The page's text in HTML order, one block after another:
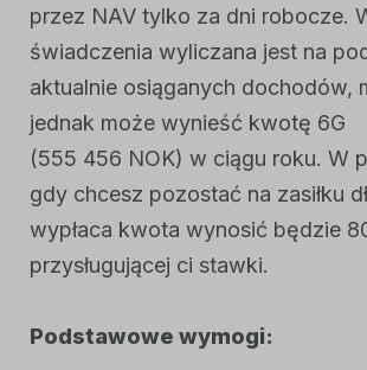
przez NAV tylko za dni robocze.
świadczenia wyliczana jest na
aktualnie osiąganych dochodów,
jednak może wynieść kwotę 6G
(555 456 NOK) w ciągu roku. W
gdy chcesz pozostać na zasiłku
wypłaca kwota wynosić będzie
przysługującej ci stawki.
Podstawowe wymogi: